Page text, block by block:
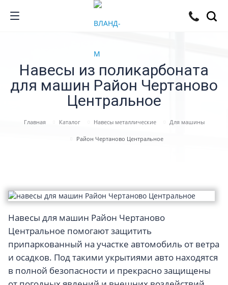
Навесы из поликарбоната
для машин Район Чертаново
Центральное
Главная Каталог Навесы металлические Для машины
Район Чертаново Центральное
Навесы для машин Район Чертаново
Центральное помогают защитить
припаркованный на участке автомобиль от ветра
и осадков. Под такими укрытиями авто находятся
в полной безопасности и прекрасно защищены